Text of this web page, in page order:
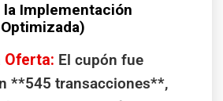
la Implementación
Oferta: El cupón fue
**545 transacciones**,